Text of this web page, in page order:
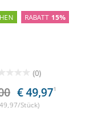
RABATT 15%
(0)
€ 49,971
Stück)